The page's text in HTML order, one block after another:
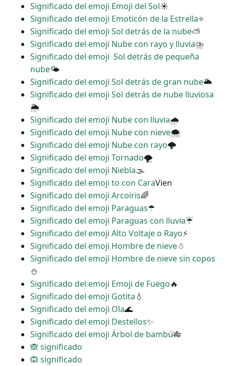
Significado del emoji Emoji del Sol☀
Significado del emoji Emoticón de la Estrella⭐
Significado del emoji Sol detrás de la nube⛅
Significado del emoji Nube con rayo y lluvia⛈
Significado del emoji ️ Sol detrás de pequeña
nube🌤
Significado del emoji Sol detrás de gran nube🌥
Significado del emoji Sol detrás de nube lluviosa
🌦
Significado del emoji Nube con lluvia🌧
Significado del emoji Nube con nieve🌨
Significado del emoji Nube con rayo🌩
Significado del emoji Tornado🌪
Significado del emoji Niebla🌫
Significado del emoji to con CaraVien
Significado del emoji Arcoiris🌈
Significado del emoji Paraguas☂
Significado del emoji Paraguas con lluvia☔
Significado del emoji Alto Voltaje o Rayo⚡
Significado del emoji Hombre de nieve☃
Significado del emoji Hombre de nieve sin copos
⛄
Significado del emoji Emoji de Fuego🔥
Significado del emoji Gotita 💧
Significado del emoji Ola🌊
Significado del emoji Destellos✨
Significado del emoji Árbol de bambú🎋
🙈 significado
🙉 significado